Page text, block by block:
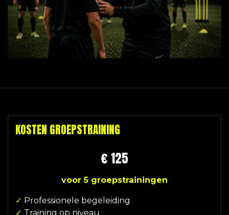
KOSTEN GROEPSTRAINING
€ 125
voor 5 groepstrainingen
✓ Professionele begeleiding
✓ Training op niveau